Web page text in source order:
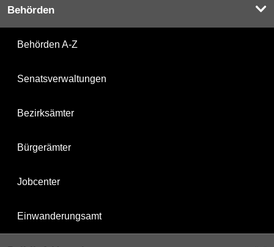
Behörden
Behörden A-Z
Senatsverwaltungen
Bezirksämter
Bürgerämter
Jobcenter
Einwanderungsamt